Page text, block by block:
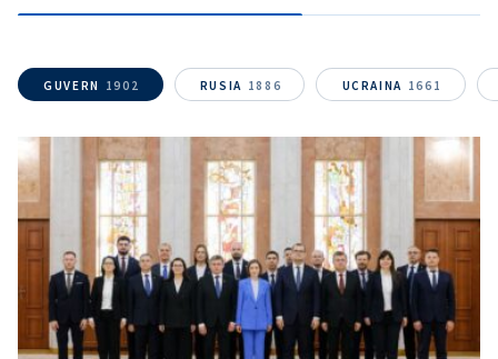
GUVERN 1902 RUSIA 1886 UCRAINA 1661